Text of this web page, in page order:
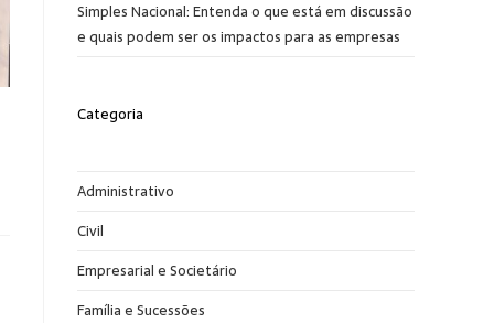
Simples Nacional: Entenda o que está em discussão
e quais podem ser os impactos para as empresas
Categoria
Administrativo
Civil
Empresarial e Societário
Família e Sucessões